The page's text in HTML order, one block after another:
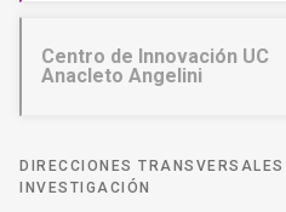
Centro de Innovación UC
Anacleto Angelini
DIRECCIONES
INVESTIGACIÓN